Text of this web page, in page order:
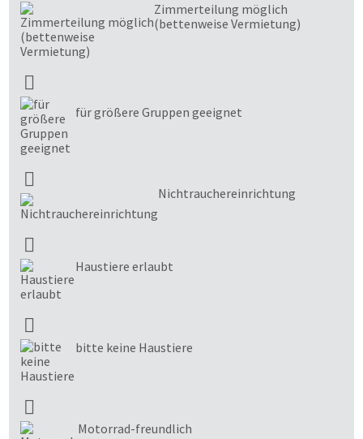
Zimmerteilung möglich
(bettenweise Vermietung)
für größere Gruppen geeignet
Nichtrauchereinrichtung
Haustiere erlaubt
bitte keine Haustiere
Motorrad-freundlich